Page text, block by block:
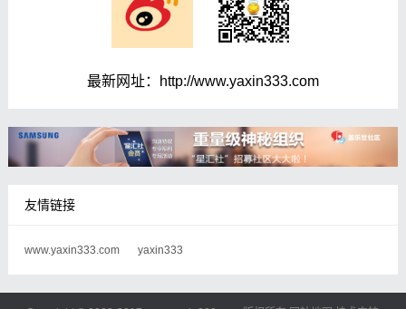
最新网址：http://www.yaxin333.com
友情链接
www.yaxin333.com yaxin333